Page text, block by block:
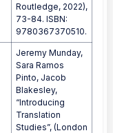
Routledge, 2022),
73-84. ISBN:
9780367370510.
Jeremy Munday,
Sara Ramos
Pinto, Jacob
Blakesley,
“Introducing
Translation
Studies”, (London